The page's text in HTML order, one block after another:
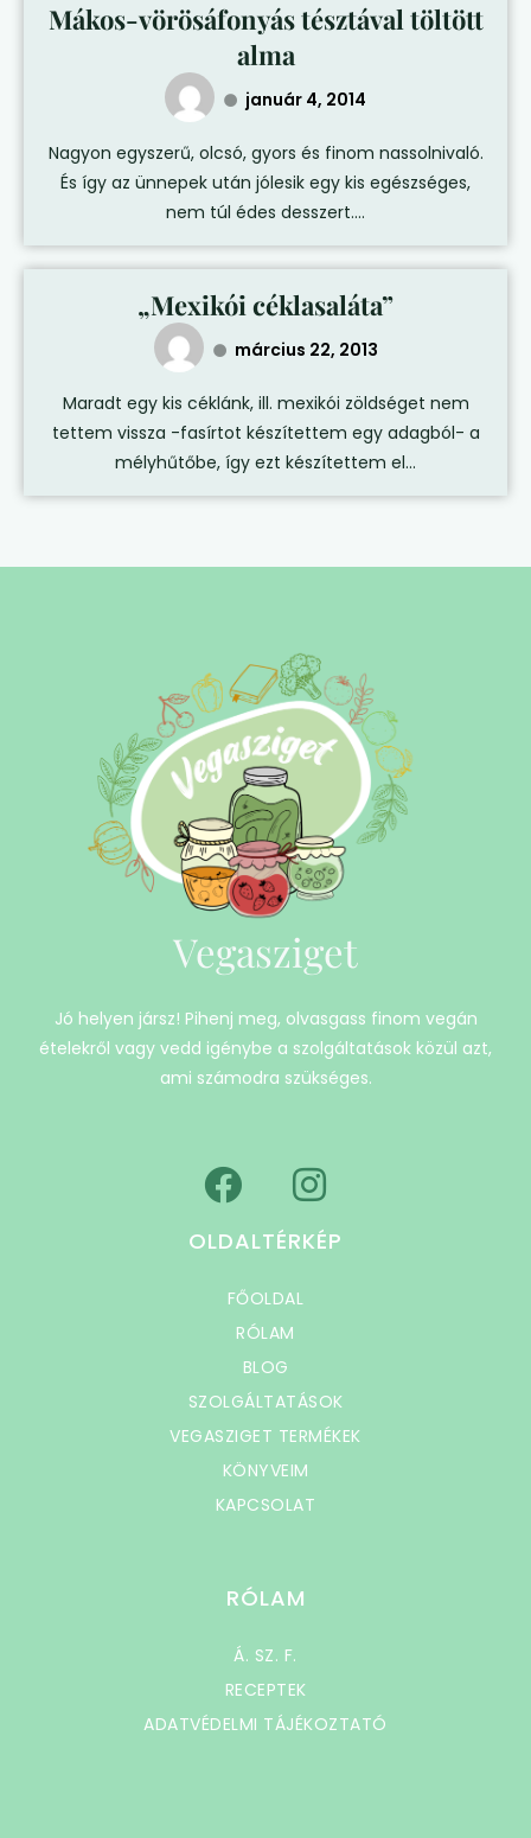
Mákos-vörösáfonyás tésztával töltött
alma
január 4, 2014
Nagyon egyszerű, olcsó, gyors és finom nassolnivaló.
És így az ünnepek után jólesik egy kis egészséges,
nem túl édes desszert....
„Mexikói céklasaláta”
március 22, 2013
Maradt egy kis céklánk, ill. mexikói zöldséget nem
tettem vissza -fasírtot készítettem egy adagból- a
mélyhűtőbe, így ezt készítettem el...
Vegasziget
Jó helyen jársz! Pihenj meg, olvasgass finom vegán
ételekről vagy vedd igénybe a szolgáltatások közül azt,
ami számodra szükséges.
OLDALTÉRKÉP
FŐOLDAL
RÓLAM
BLOG
SZOLGÁLTATÁSOK
VEGASZIGET TERMÉKEK
KÖNYVEIM
KAPCSOLAT
RÓLAM
Á. SZ. F.
RECEPTEK
ADATVÉDELMI TÁJÉKOZTATÓ